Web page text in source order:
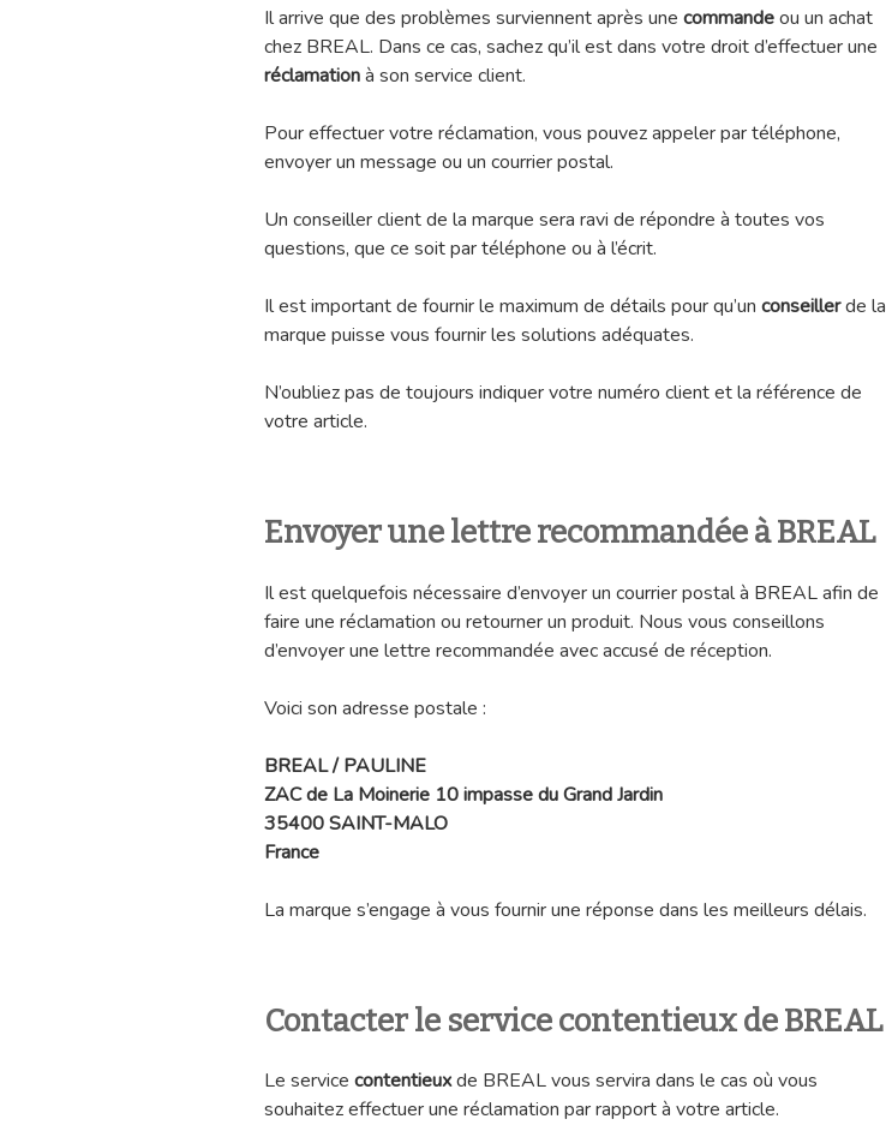
Il arrive que des problèmes surviennent après une commandeou un achat
chez BREAL. Dans ce cas, sachez qu’il est dans votre droit d’effectuer une
réclamationà son service client.
Pour effectuer votre réclamation, vous pouvez appeler par téléphone,
envoyer un message ou un courrier postal.
Un conseiller client de la marque sera ravi de répondre à toutes vos
questions, que ce soit par téléphone ou à l’écrit.
Il est important de fournir le maximum de détails pour qu’un conseillerde la
marque puisse vous fournir les solutions adéquates.
N’oubliez pas de toujours indiquer votre numéro client et la référence de
votre article.
Envoyer une lettre recommandée à BREAL
Il est quelquefois nécessaire d’envoyer un courrier postal à BREAL afin de
faire une réclamation ou retourner un produit. Nous vous conseillons
d’envoyer une lettre recommandée avec accusé de réception.
Voici son adresse postale :
BREAL / PAULINE
ZAC de La Moinerie 10 impasse du Grand Jardin
35400 SAINT-MALO
France
La marque s’engage à vous fournir une réponse dans les meilleurs délais.
Contacter le service contentieux de BREAL
Le service contentieuxde BREAL vous servira dans le cas où vous
souhaitez effectuer une réclamation par rapport à votre article.